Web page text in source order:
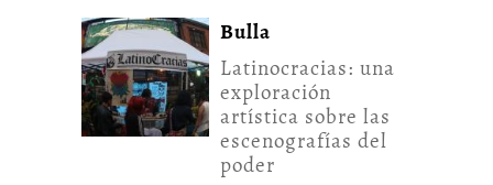
Bulla
Latinocracias: una
exploración
artística sobre las
escenografías del
poder